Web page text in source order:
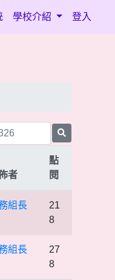
學校介紹 登入
者
點
閱
組長
21
8
組長
27
8